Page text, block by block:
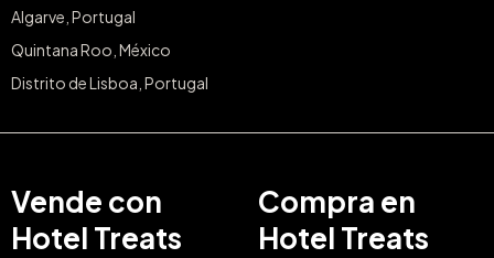
Algarve, Portugal
Quintana Roo, México
Distrito de Lisboa, Portugal
Vende con
Hotel Treats
Compra en
Hotel Treats